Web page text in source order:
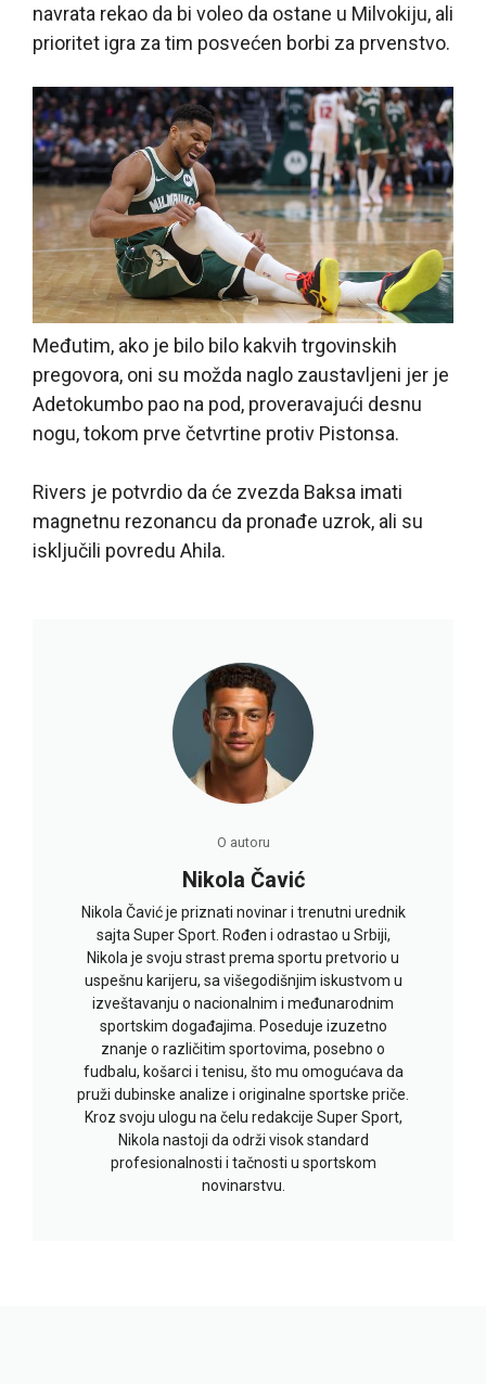
navrata rekao da bi voleo da ostane u Milvokiju, ali
prioritet igra za tim posvećen borbi za prvenstvo.
Međutim, ako je bilo bilo kakvih trgovinskih
pregovora, oni su možda naglo zaustavljeni jer je
Adetokumbo pao na pod, proveravajući desnu
nogu, tokom prve četvrtine protiv Pistonsa.
Rivers je potvrdio da će zvezda Baksa imati
magnetnu rezonancu da pronađe uzrok, ali su
isključili povredu Ahila.
O autoru
Nikola Čavić
Nikola Čavić je priznati novinar i trenutni urednik
sajta Super Sport. Rođen i odrastao u Srbiji,
Nikola je svoju strast prema sportu pretvorio u
uspešnu karijeru, sa višegodišnjim iskustvom u
izveštavanju o nacionalnim i međunarodnim
sportskim događajima. Poseduje izuzetno
znanje o različitim sportovima, posebno o
fudbalu, košarci i tenisu, što mu omogućava da
pruži dubinske analize i originalne sportske priče.
Kroz svoju ulogu na čelu redakcije Super Sport,
Nikola nastoji da održi visok standard
profesionalnosti i tačnosti u sportskom
novinarstvu.